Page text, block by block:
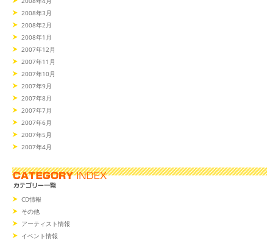
2008年3月
2008年2月
2008年1月
2007年12月
2007年11月
2007年10月
2007年9月
2007年8月
2007年7月
2007年6月
2007年5月
2007年4月
CD情報
その他
アーティスト情報
イベント情報